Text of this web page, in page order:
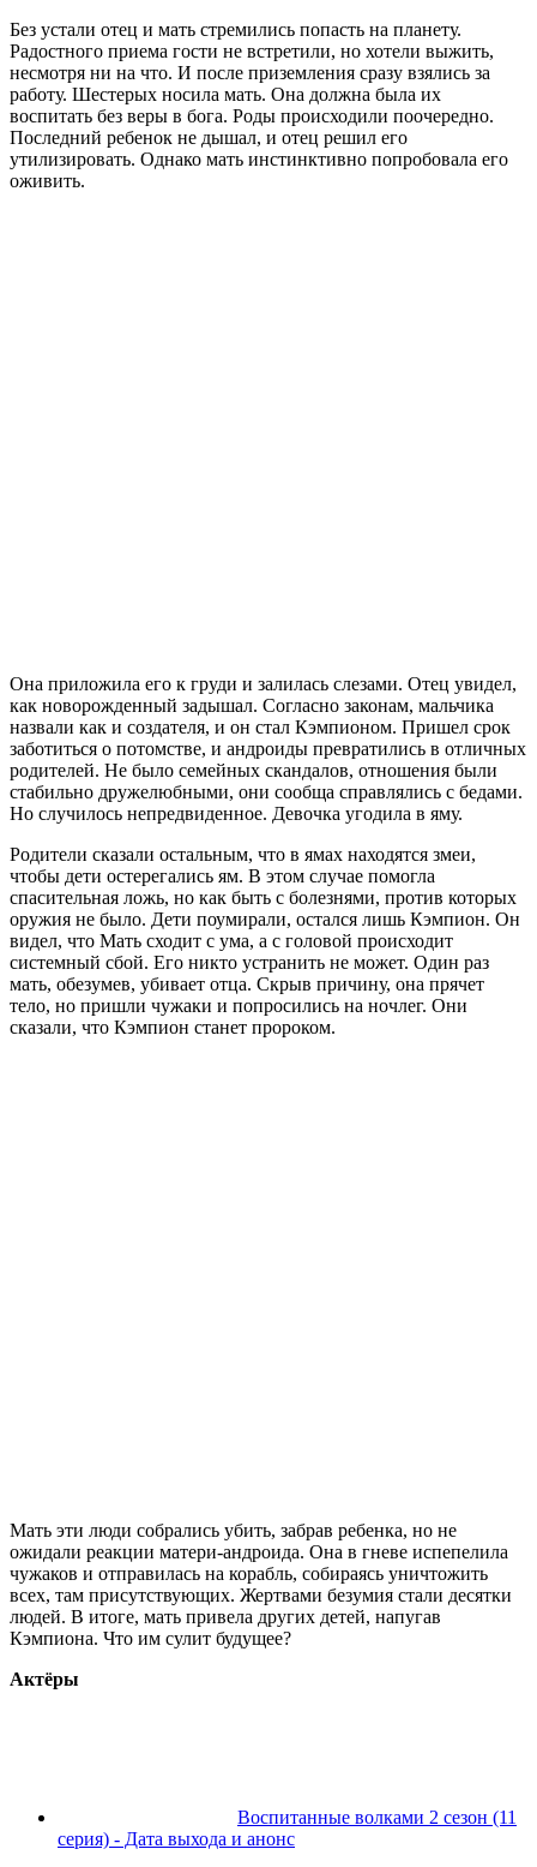
Без устали отец и мать стремились попасть на планету.
Радостного приема гости не встретили, но хотели выжить,
несмотря ни на что. И после приземления сразу взялись за
работу. Шестерых носила мать. Она должна была их
воспитать без веры в бога. Роды происходили поочередно.
Последний ребенок не дышал, и отец решил его
утилизировать. Однако мать инстинктивно попробовала его
оживить.
Она приложила его к груди и залилась слезами. Отец увидел,
как новорожденный задышал. Согласно законам, мальчика
назвали как и создателя, и он стал Кэмпионом. Пришел срок
заботиться о потомстве, и андроиды превратились в отличных
родителей. Не было семейных скандалов, отношения были
стабильно дружелюбными, они сообща справлялись с бедами.
Но случилось непредвиденное. Девочка угодила в яму.
Родители сказали остальным, что в ямах находятся змеи,
чтобы дети остерегались ям. В этом случае помогла
спасительная ложь, но как быть с болезнями, против которых
оружия не было. Дети поумирали, остался лишь Кэмпион. Он
видел, что Мать сходит с ума, а с головой происходит
системный сбой. Его никто устранить не может. Один раз
мать, обезумев, убивает отца. Скрыв причину, она прячет
тело, но пришли чужаки и попросились на ночлег. Они
сказали, что Кэмпион станет пророком.
Мать эти люди собрались убить, забрав ребенка, но не
ожидали реакции матери-андроида. Она в гневе испепелила
чужаков и отправилась на корабль, собираясь уничтожить
всех, там присутствующих. Жертвами безумия стали десятки
людей. В итоге, мать привела других детей, напугав
Кэмпиона. Что им сулит будущее?
Актёры
Воспитанные волками 2 сезон (11
серия) - Дата выхода и анонс